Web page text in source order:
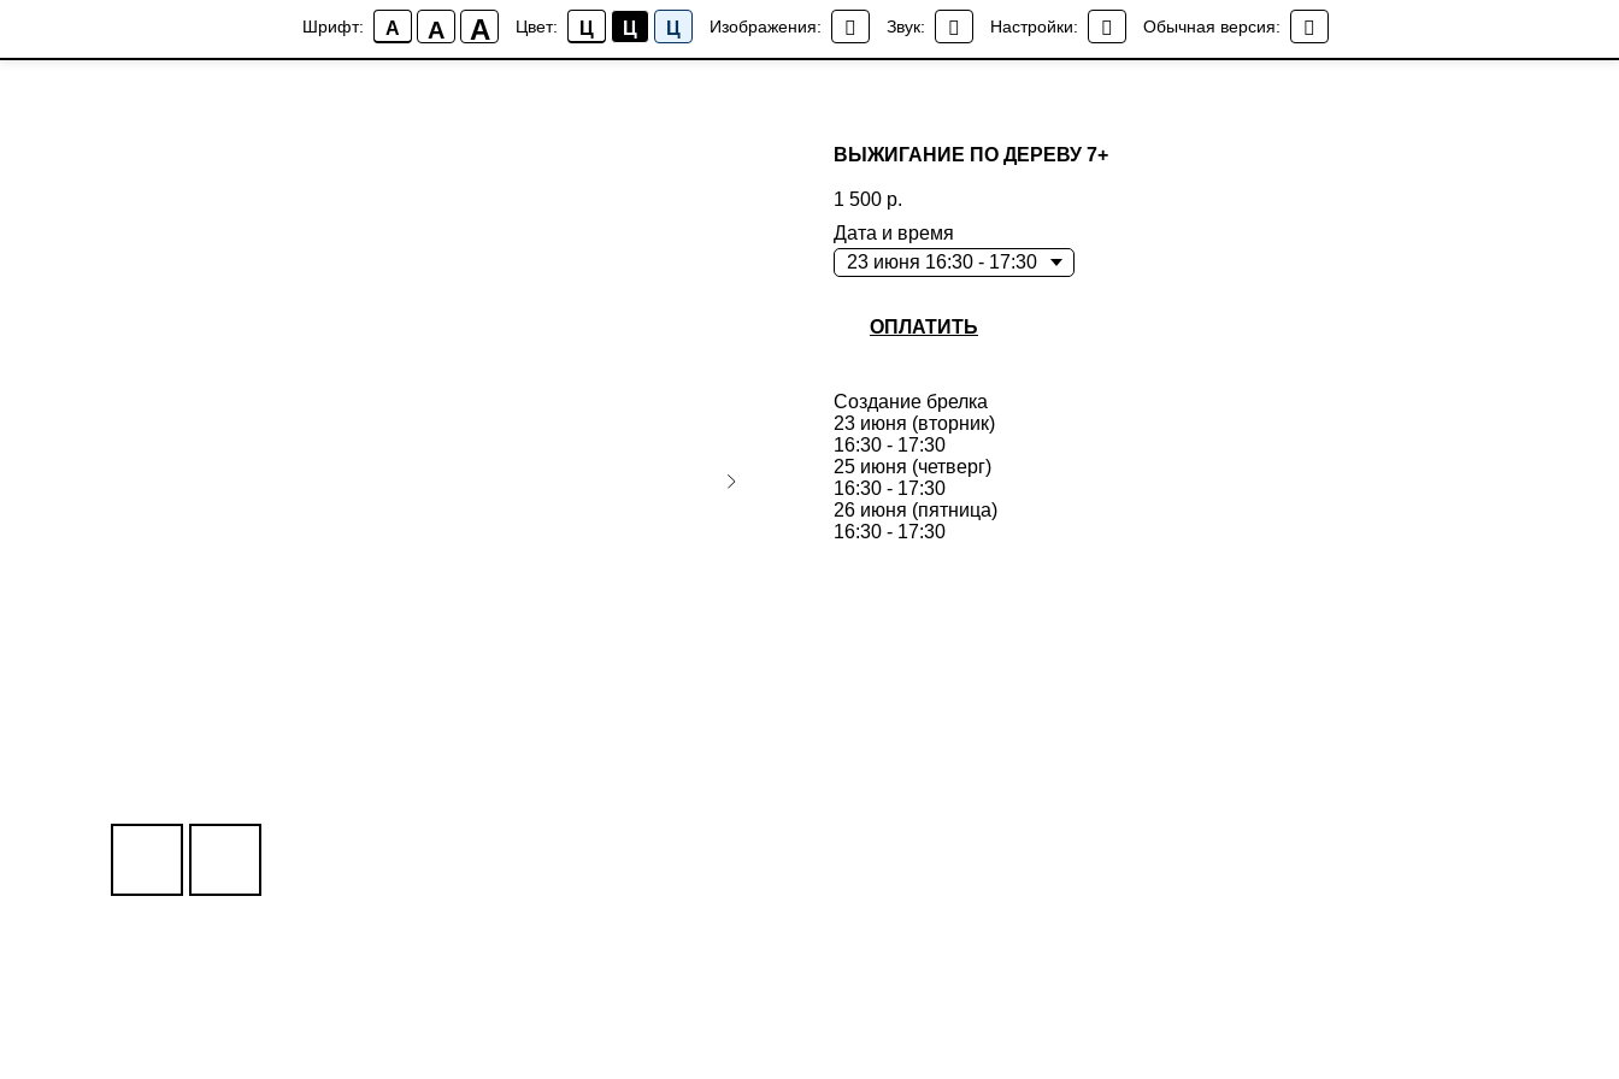
Шрифт: A A A Цвет: Ц Ц Ц Изображения: Звук: Настройки: Обычная версия:
ВЫЖИГАНИЕ ПО ДЕРЕВУ 7+
1 500 р.
Дата и время
ОПЛАТИТЬ
Создание брелка
23 июня (вторник)
16:30 - 17:30
25 июня (четверг)
16:30 - 17:30
26 июня (пятница)
16:30 - 17:30